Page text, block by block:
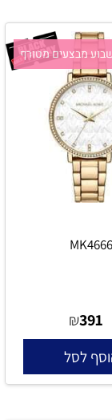
מבצעים מטורף
MK4666
₪391
לסל